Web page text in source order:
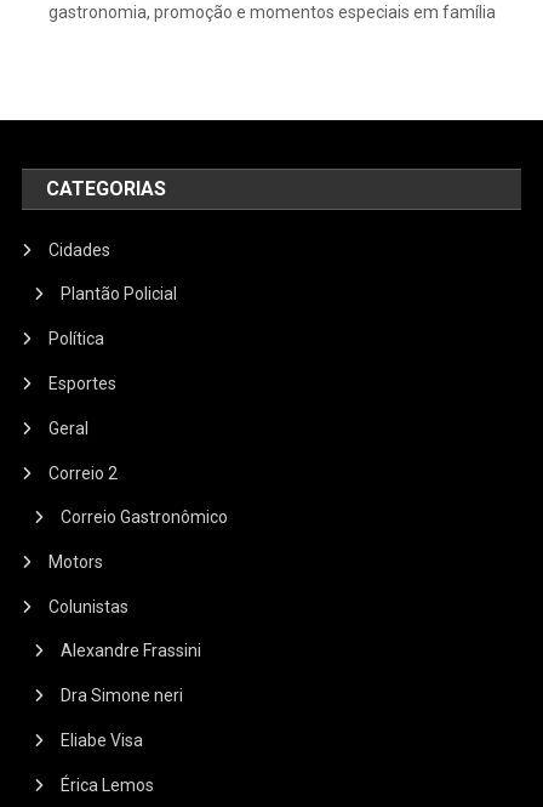
gastronomia, promoção e momentos especiais em família
CATEGORIAS
Cidades
Plantão Policial
Política
Esportes
Geral
Correio 2
Correio Gastronômico
Motors
Colunistas
Alexandre Frassini
Dra Simone neri
Eliabe Visa
Érica Lemos